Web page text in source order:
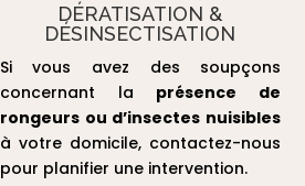
DÉRATISATION &
DÉSINSECTISATION
Si vous avez des soupçons
concernant la présence de
rongeurs ou d’insectes nuisibles
à votre domicile, contactez-nous
pour planifier une intervention.